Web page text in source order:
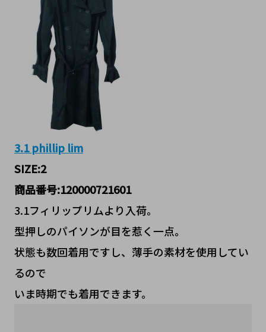
3.1 phillip lim
SIZE:2
商品番号:120000721601
3.1フィリップリムより入荷。
型押しのパイソンが目を惹く一点。
状態も数回着用ですし、薄手の素材を使用してい
るので
いま時期でも着用できます。